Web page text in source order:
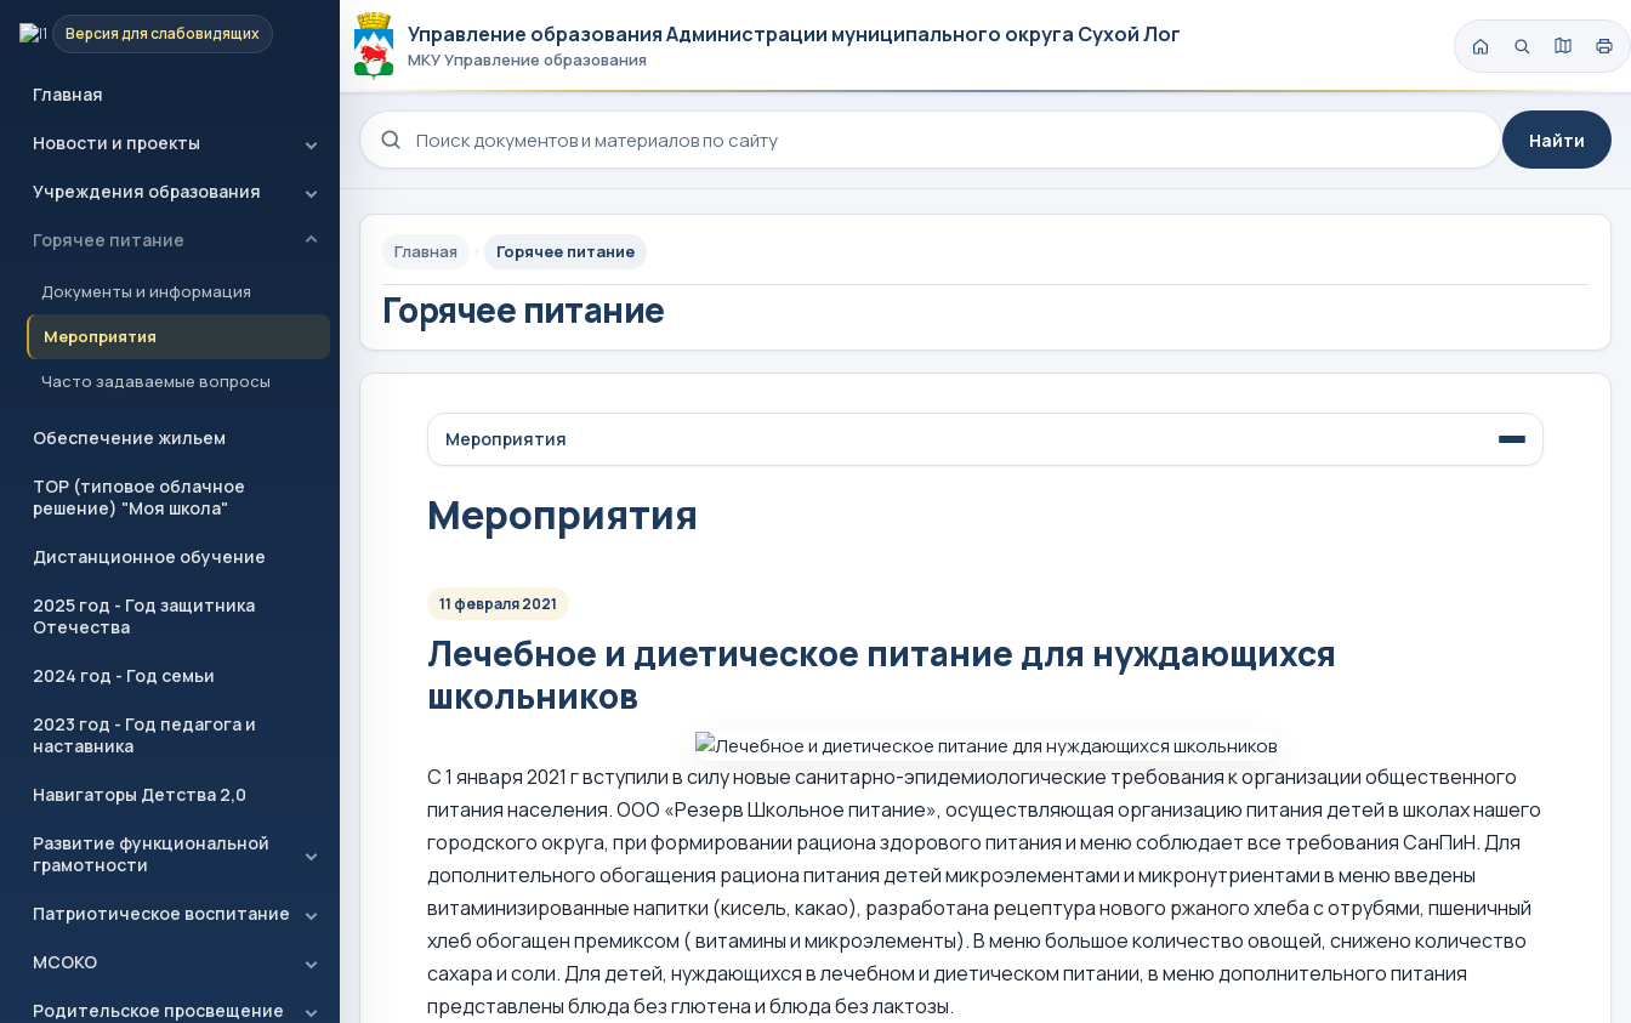
Версия для слабовидящих
Главная
Новости и проекты
Учреждения образования
Горячее питание
Документы и информация
Мероприятия
Часто задаваемые вопросы
Обеспечение жильем
ТОР (типовое облачное
решение) "Моя школа"
Дистанционное обучение
2025 год - Год защитника
Отечества
2024 год - Год семьи
2023 год - Год педагога и
наставника
Навигаторы Детства 2,0
Развитие функциональной
грамотности
Патриотическое воспитание
МСОКО
Родительское просвещение
Управление образования Администрации муниципального округа Сухой Лог
МКУ Управление образования
Поиск по сайту
Найти
Главная Горячее питание
Горячее питание
Мероприятия
Мероприятия
11 февраля 2021
Лечебное и диетическое питание для нуждающихся
школьников
С 1 января 2021 г вступили в силу новые санитарно-эпидемиологические требования к организации общественного
питания населения. ООО «Резерв Школьное питание», осуществляющая организацию питания детей в школах нашего
городского округа, при формировании рациона здорового питания и меню соблюдает все требования СанПиН. Для
дополнительного обогащения рациона питания детей микроэлементами и микронутриентами в меню введены
витаминизированные напитки (кисель, какао), разработана рецептура нового ржаного хлеба с отрубями, пшеничный
хлеб обогащен премиксом ( витамины и микроэлементы). В меню большое количество овощей, снижено количество
сахара и соли. Для детей, нуждающихся в лечебном и диетическом питании, в меню дополнительного питания
представлены блюда без глютена и блюда без лактозы.